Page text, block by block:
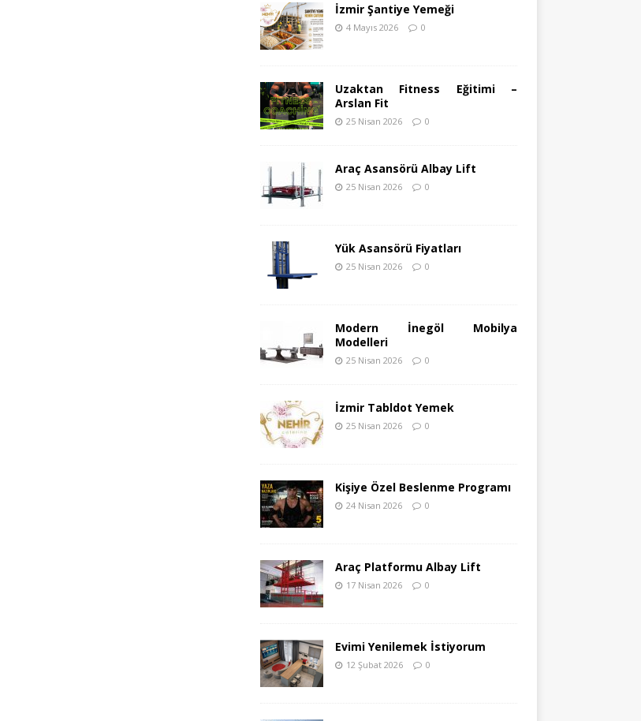
İzmir Şantiye Yemeği
4 Mayıs 2026 0
Uzaktan Fitness Eğitimi –
Arslan Fit
25 Nisan 2026 0
Araç Asansörü Albay Lift
25 Nisan 2026 0
Yük Asansörü Fiyatları
25 Nisan 2026 0
Modern İnegöl Mobilya
Modelleri
25 Nisan 2026 0
İzmir Tabldot Yemek
25 Nisan 2026 0
Kişiye Özel Beslenme Programı
24 Nisan 2026 0
Araç Platformu Albay Lift
17 Nisan 2026 0
Evimi Yenilemek İstiyorum
12 Şubat 2026 0